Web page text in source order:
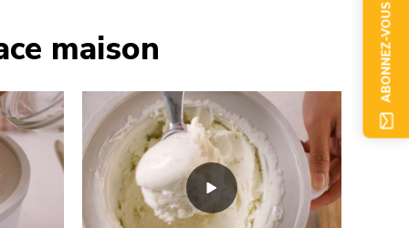
maison ABONNEZ-VOUS